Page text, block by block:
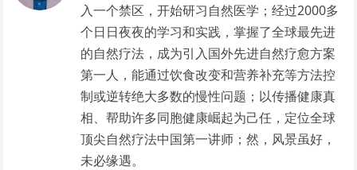
入一个禁区，开始研习自然医学；经过2000多
个日日夜夜的学习和实践，掌握了全球最先进
的自然疗法，成为引入国外先进自然疗愈方案
第一人，能通过饮食改变和营养补充等方法控
制或逆转绝大多数的慢性问题；以传播健康真
相、帮助许多同胞健康崛起为己任，定位全球
顶尖自然疗法中国第一讲师；然，风景虽好，
未必缘遇。